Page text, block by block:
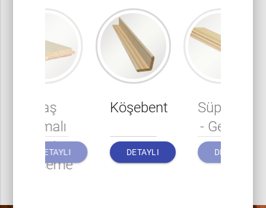
Köşebent
DETAYLI
Süpürkelik
- Geniş
DETAYLI
Baş
Açmalı
Rabıta
Döşeme
DETAYLI